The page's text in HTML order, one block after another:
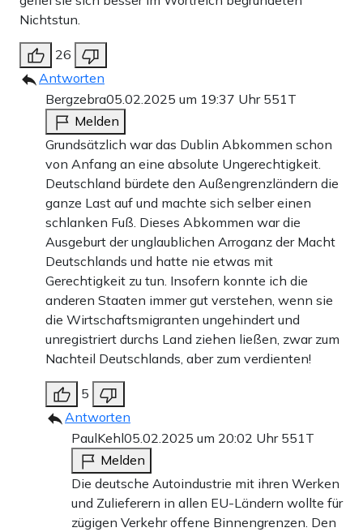
Nichtstun.
26
Antworten
Bergzebra05.02.2025 um 19:37 Uhr 551T
Melden
Grundsätzlich war das Dublin Abkommen schon
von Anfang an eine absolute Ungerechtigkeit.
Deutschland bürdete den Außengrenzländern die
ganze Last auf und machte sich selber einen
schlanken Fuß. Dieses Abkommen war die
Ausgeburt der unglaublichen Arroganz der Macht
Deutschlands und hatte nie etwas mit
Gerechtigkeit zu tun. Insofern konnte ich die
anderen Staaten immer gut verstehen, wenn sie
die Wirtschaftsmigranten ungehindert und
unregistriert durchs Land ziehen ließen, zwar zum
Nachteil Deutschlands, aber zum verdienten!
5
Antworten
PaulKehl05.02.2025 um 20:02 Uhr 551T
Melden
Die deutsche Autoindustrie mit ihren Werken
und Zulieferern in allen EU-Ländern wollte für
zügigen Verkehr offene Binnengrenzen. Den